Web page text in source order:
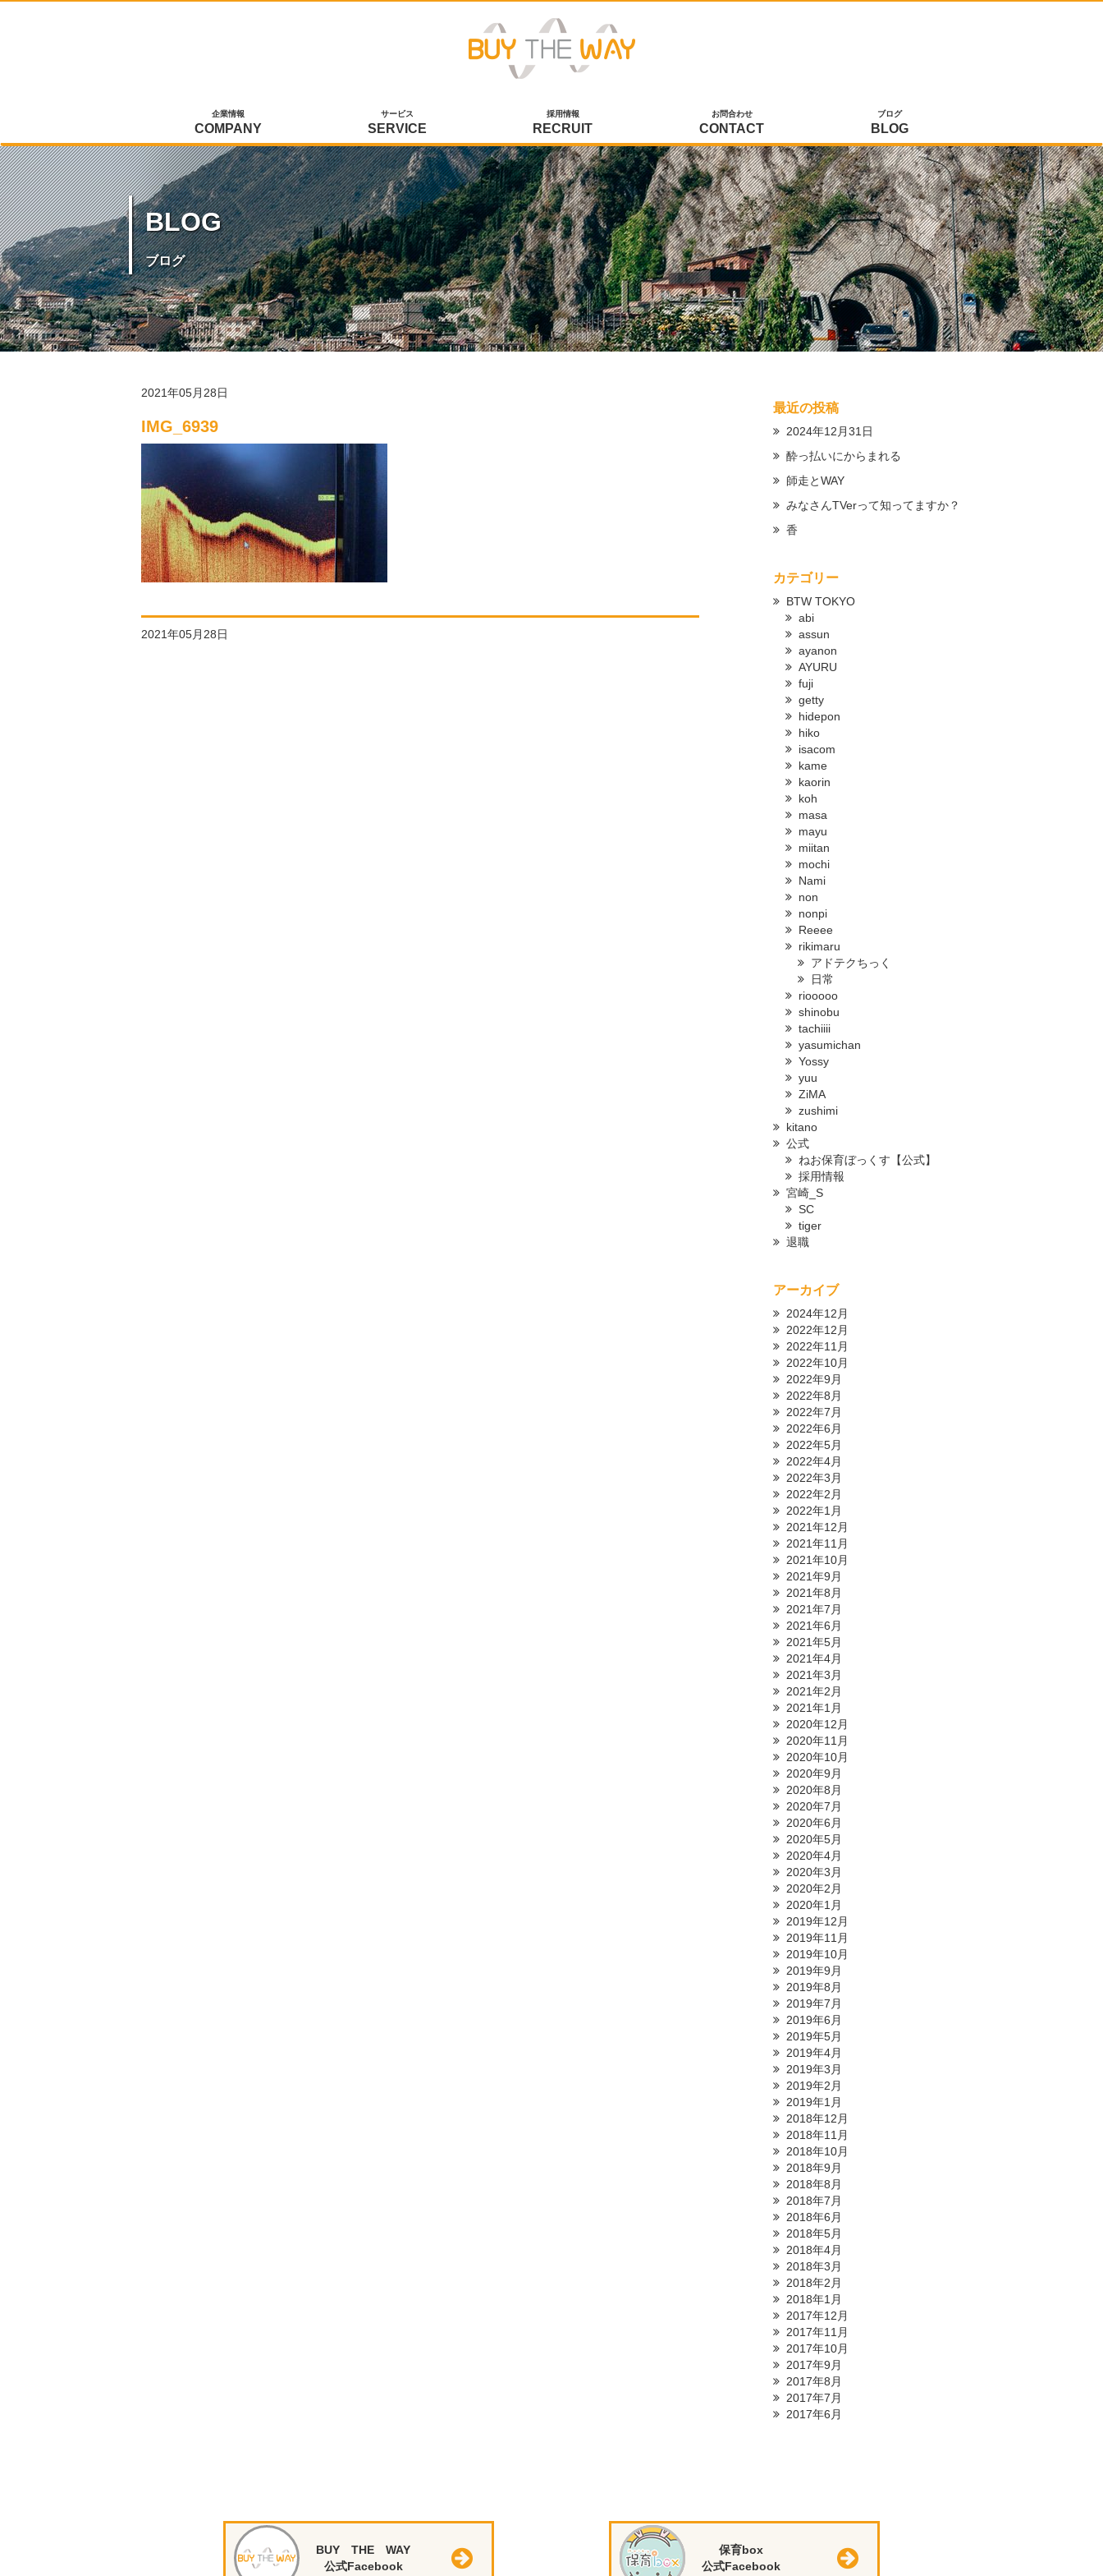
企業情報
COMPANY
サービス
SERVICE
採用情報
RECRUIT
お問合わせ
CONTACT
ブログ
BLOG
BLOG
ブログ
2021年05月28日
IMG_6939
2021年05月28日
最近の投稿
2024年12月31日
酔っ払いにからまれる
師走とWAY
みなさんTVerって知ってますか？
香
カテゴリー
BTW TOKYO
abi
assun
ayanon
AYURU
fuji
getty
hidepon
hiko
isacom
kame
kaorin
koh
masa
mayu
miitan
mochi
Nami
non
nonpi
Reeee
rikimaru
アドテクちっく
日常
riooooo
shinobu
tachiiii
yasumichan
Yossy
yuu
ZiMA
zushimi
kitano
公式
ねお保育ぼっくす【公式】
採用情報
宮崎_S
SC
tiger
退職
アーカイブ
2024年12月
2022年12月
2022年11月
2022年10月
2022年9月
2022年8月
2022年7月
2022年6月
2022年5月
2022年4月
2022年3月
2022年2月
2022年1月
2021年12月
2021年11月
2021年10月
2021年9月
2021年8月
2021年7月
2021年6月
2021年5月
2021年4月
2021年3月
2021年2月
2021年1月
2020年12月
2020年11月
2020年10月
2020年9月
2020年8月
2020年7月
2020年6月
2020年5月
2020年4月
2020年3月
2020年2月
2020年1月
2019年12月
2019年11月
2019年10月
2019年9月
2019年8月
2019年7月
2019年6月
2019年5月
2019年4月
2019年3月
2019年2月
2019年1月
2018年12月
2018年11月
2018年10月
2018年9月
2018年8月
2018年7月
2018年6月
2018年5月
2018年4月
2018年3月
2018年2月
2018年1月
2017年12月
2017年11月
2017年10月
2017年9月
2017年8月
2017年7月
2017年6月
BUY THE WAY
公式Facebook
保育box
公式Facebook